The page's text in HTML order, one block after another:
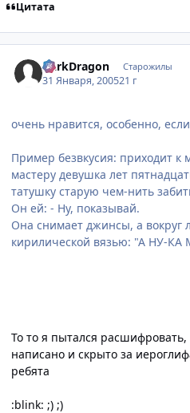
Цитата
DarkDragon Старожилы
31 Января, 200521 г
очень нравится, особенно,
Пример безвкусия: приходит к
мастеру девушка лет
татушку старую чем-нить
Он ей: - Ну, показывай.
Она снимает джинсы, а вокруг
кирилической вязью: "А НУ-
То то я пытался
написано и скрыто за
ребята
:blink: ;) ;)